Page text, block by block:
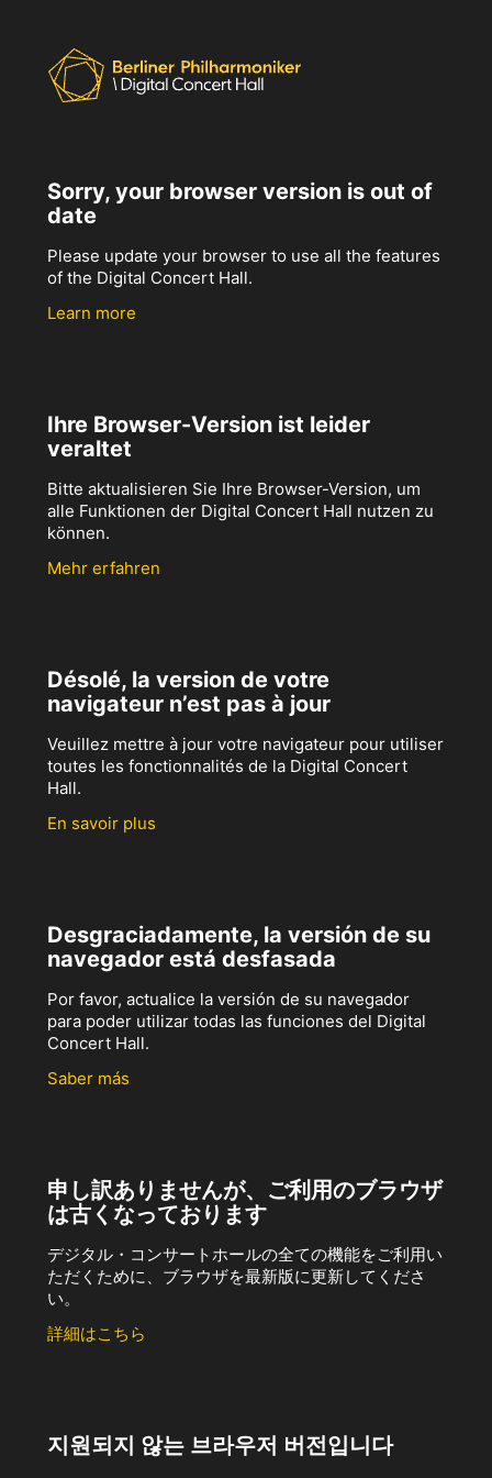
Sorry, your browser version is out of
date
Please update your browser to use all the features
of the Digital Concert Hall.
Learn more
Ihre Browser-Version ist leider
veraltet
Bitte aktualisieren Sie Ihre Browser-Version, um
alle Funktionen der Digital Concert Hall nutzen zu
können.
Mehr erfahren
Désolé, la version de votre
navigateur n’est pas à jour
Veuillez mettre à jour votre navigateur pour utiliser
toutes les fonctionnalités de la Digital Concert
Hall.
En savoir plus
Desgraciadamente, la versión de su
navegador está desfasada
Por favor, actualice la versión de su navegador
para poder utilizar todas las funciones del Digital
Concert Hall.
Saber más
申し訳ありませんが、ご利用のブラウザ
は古くなっております
デジタル・コンサートホールの全ての機能をご利用い
ただくために、ブラウザを最新版に更新してくださ
い。
詳細はこちら
지원되지 않는 브라우저 버전입니다